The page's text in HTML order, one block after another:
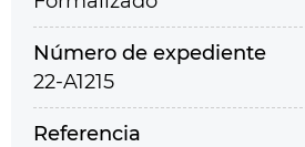
Número de expediente
22-A1215
Referencia